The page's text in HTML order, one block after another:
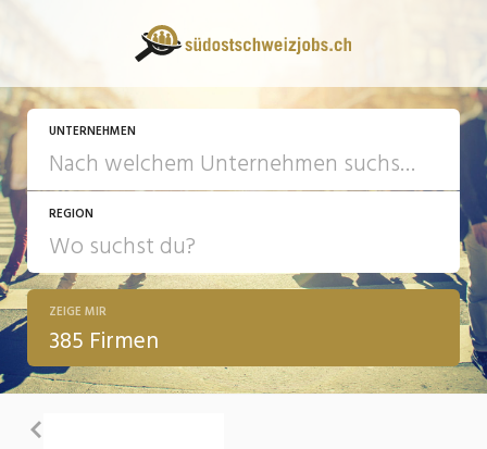
UNTERNEHMEN
REGION
ZEIGE MIR
385 Firmen